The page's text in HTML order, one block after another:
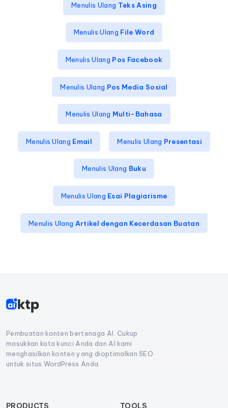
Menulis Ulang Teks Asing
Menulis Ulang File Word
Menulis Ulang Pos Facebook
Menulis Ulang Pos Media Sosial
Menulis Ulang Multi-Bahasa
Menulis Ulang Email Menulis Ulang Presentasi
Menulis Ulang Buku
Menulis Ulang Esai Plagiarisme
Menulis Ulang Artikel dengan Kecerdasan Buatan
Pembuatan konten bertenaga AI. Cukup
masukkan kata kunci Anda dan AI kami
menghasilkan konten yang dioptimalkan SEO
untuk situs WordPress Anda.
PRODUCTS TOOLS